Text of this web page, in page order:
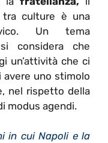
tra culture è una
Un tema
considera che
un’attività che ci
avere uno stimolo
nel rispetto della
modus agendi.
in cui Napoli e la